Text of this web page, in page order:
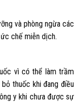
và phòng ngừa các
chế miễn dịch.
vì có thể làm trầm
thuốc khi đang điều
y khi chưa được sự